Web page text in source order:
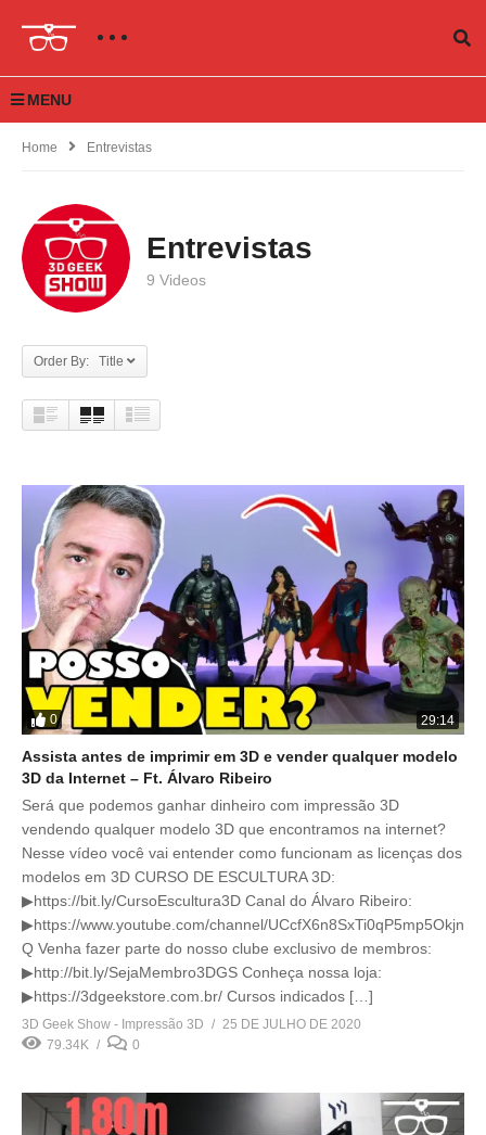
MENU
Home Entrevistas
Entrevistas
9 Videos
Order By: Title
0 29:14
Assista antes de imprimir em 3D e vender qualquer modelo
3D da Internet – Ft. Álvaro Ribeiro
Será que podemos ganhar dinheiro com impressão 3D
vendendo qualquer modelo 3D que encontramos na internet?
Nesse vídeo você vai entender como funcionam as licenças dos
modelos em 3D CURSO DE ESCULTURA 3D:
▶https://bit.ly/CursoEscultura3D Canal do Álvaro Ribeiro:
▶https://www.youtube.com/channel/UCcfX6n8SxTi0qP5mp5Okjn
Q Venha fazer parte do nosso clube exclusivo de membros:
▶http://bit.ly/SejaMembro3DGS Conheça nossa loja:
▶https://3dgeekstore.com.br/ Cursos indicados […]
3D Geek Show - Impressão 3D
25 DE JULHO DE 2020
79.34K
0